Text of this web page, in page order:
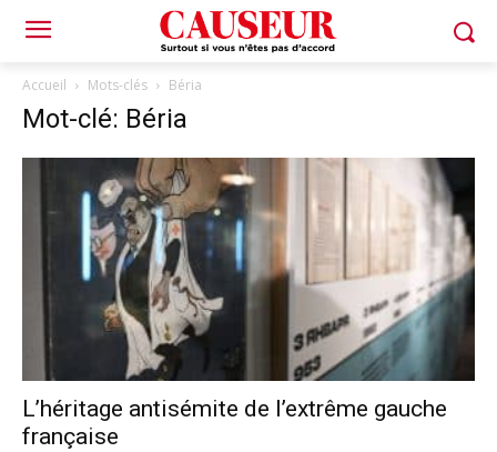
Accueil Mots-clés Béria
Mot-clé: Béria
L’héritage antisémite de l’extrême gauche
française